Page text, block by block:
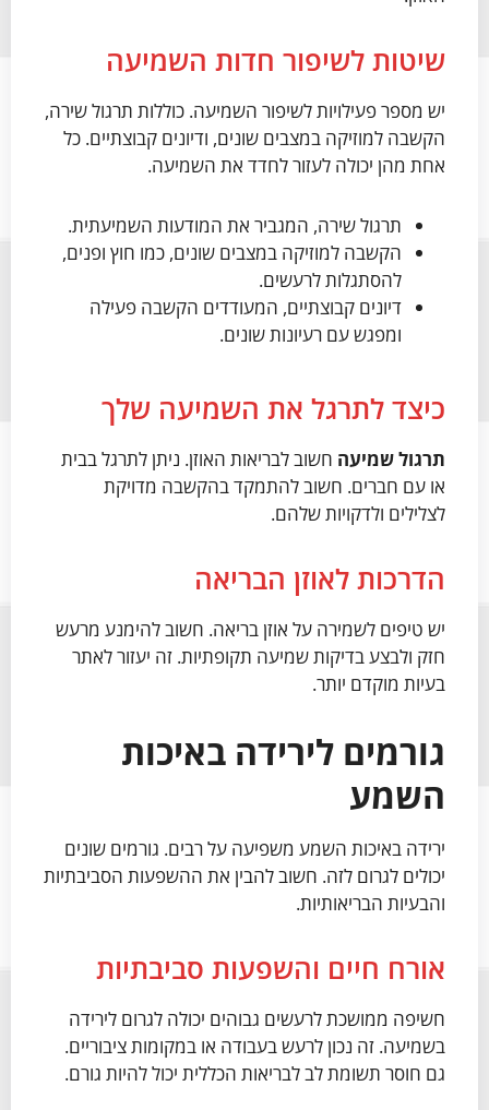
שיטות לשיפור חדות השמיעה
יש מספר פעילויות לשיפור השמיעה. כוללות תרגול שירה,
הקשבה למוזיקה במצבים שונים, ודיונים קבוצתיים. כל
אחת מהן יכולה לעזור לחדד את השמיעה.
תרגול שירה, המגביר את המודעות השמיעתית.
הקשבה למוזיקה במצבים שונים, כמו חוץ ופנים,
להסתגלות לרעשים.
דיונים קבוצתיים, המעודדים הקשבה פעילה
ומפגש עם רעיונות שונים.
כיצד לתרגל את השמיעה שלך
תרגול שמיעה חשוב לבריאות האוזן. ניתן לתרגל בבית
או עם חברים. חשוב להתמקד בהקשבה מדויקת
לצלילים ולדקויות שלהם.
הדרכות לאוזן הבריאה
יש טיפים לשמירה על אוזן בריאה. חשוב להימנע מרעש
חזק ולבצע בדיקות שמיעה תקופתיות. זה יעזור לאתר
בעיות מוקדם יותר.
גורמים לירידה באיכות
השמע
ירידה באיכות השמע משפיעה על רבים. גורמים שונים
יכולים לגרום לזה. חשוב להבין את ההשפעות הסביבתיות
והבעיות הבריאותיות.
אורח חיים והשפעות סביבתיות
חשיפה ממושכת לרעשים גבוהים יכולה לגרום לירידה
בשמיעה. זה נכון לרעש בעבודה או במקומות ציבוריים.
גם חוסר תשומת לב לבריאות הכללית יכול להיות גורם.